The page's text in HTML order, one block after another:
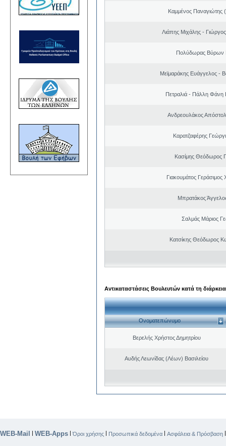
Καμμένος Παναγιώτης
Λιάπης Μιχάλης -
Πολύδωρας Βύρων
Μεϊμαράκης Ευάγγελος -
Πετραλιά - Πάλλη Φάνη
Ανδρεουλάκος
Καρατζαφέρης
Κασίμης Θεόδωρος
Γιακουμάτος
Μπρατάκος
Σαλμάς Μάριος
Κατσίκης Θεόδωρος
Αντικαταστάσεις Βουλευτών κατά τη
Ονοματεπώνυμο
Βερελής Χρήστος Δημητρίου
Αυδής Λεωνίδας (Λέων) Βασιλείου
WEB-Mail | WEB-Apps |Όροι χρήσης | Προσωπικά δεδομένα | Ασφάλεια & Πρόσβαση